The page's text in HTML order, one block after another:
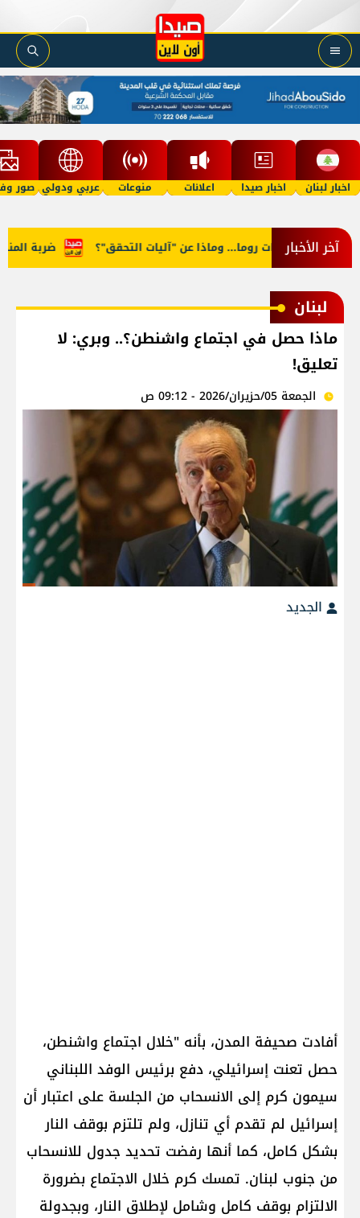
اخبار لبنان اخبار صيدا اعلانات منوعات عربي ودولي صور
آخر الأخبار ضربة في مفاوضات روما... وماذا عن "آليات التحقق"؟
لبنان
ماذا حصل في اجتماع واشنطن؟.. وبري: لا
تعليق!
الجمعة 05/حزيران/2026 - 09:12 ص
الجديد
أفادت صحيفة المدن، بأنه "خلال اجتماع واشنطن،
حصل تعنت إسرائيلي، دفع برئيس الوفد اللبناني
سيمون كرم إلى الانسحاب من الجلسة على اعتبار أن
إسرائيل لم تقدم أي تنازل، ولم تلتزم بوقف النار
بشكل كامل، كما أنها رفضت تحديد جدول للانسحاب
من جنوب لبنان. تمسك كرم خلال الاجتماع بضرورة
الالتزام بوقف كامل وشامل لإطلاق النار، وبجدولة